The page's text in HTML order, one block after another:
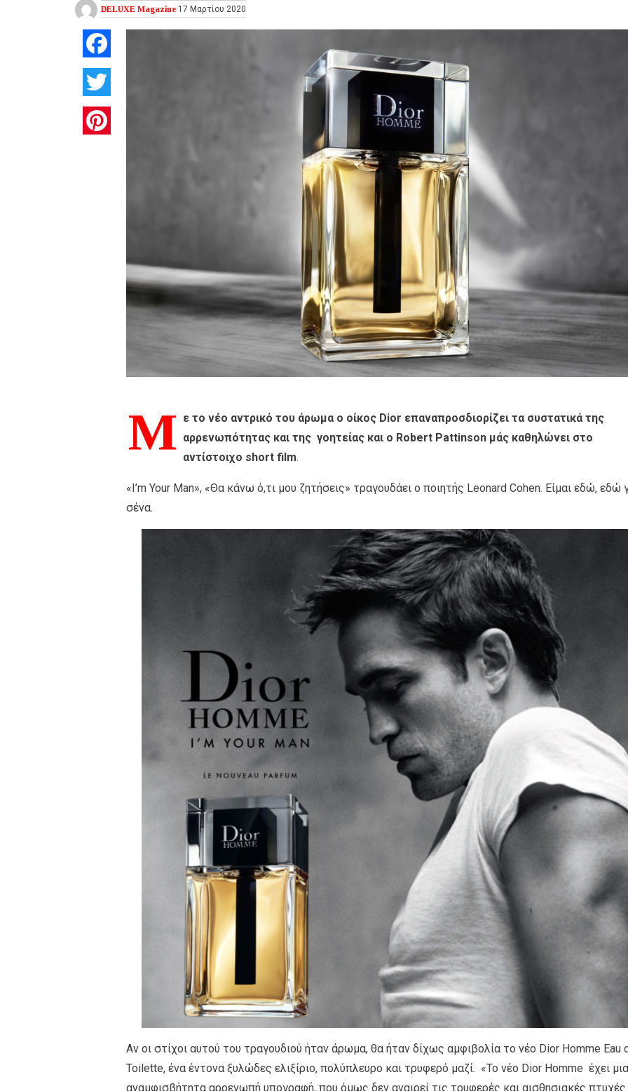
DELUXE Magazine 17 Μαρτίου 2020
Μ ε το νέο αντρικό του άρωμα ο οίκος Dior επαναπροσδιορίζει τα συστατικά της
αρρενωπότητας και της γοητείας και ο Robert Pattinson μάς καθηλώνει στο
αντίστοιχο short film.
«I’m Your Man», «Θα κάνω ό,τι μου ζητήσεις» τραγουδάει ο ποιητής Leonard Cohen. Είμαι εδώ, εδώ
σένα.
Αν οι στίχοι αυτού του τραγουδιού ήταν άρωμα, θα ήταν δίχως αμφιβολία το νέο Dior Homme Eau
Toilette, ένα έντονα ξυλώδες ελιξίριο, πολύπλευρο και τρυφερό μαζί. «Το νέο Dior Homme έχει μια
αναμφισβήτητα αρρενωπή υπογραφή, που όμως δεν αναιρεί τις τρυφερές και αισθησιακές πτυχές